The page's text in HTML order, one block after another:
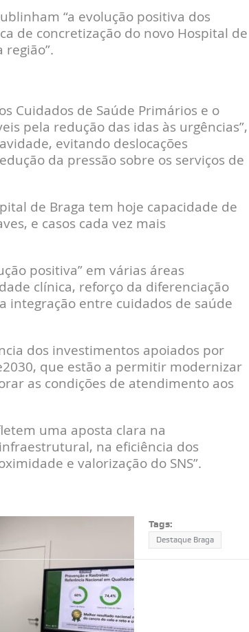
“a evolução positiva dos
de concretização do novo Hospital de
Cuidados de Saúde Primários e o
pela redução das idas às urgências”,
evitando deslocações
da pressão sobre os serviços de
de Braga tem hoje capacidade de
e casos cada vez mais
positiva” em várias áreas
clínica, reforço da diferenciação
integração entre cuidados de saúde
dos investimentos apoiados por
que estão a permitir modernizar
as condições de atendimento aos
uma aposta clara na
na eficiência dos
e valorização do SNS”.
Tags:
Destaque Braga